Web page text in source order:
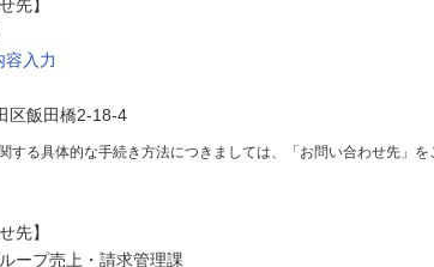
先】
容入力
区飯田橋2-18-4
する具体的な手続き方法につきましては、「お問い合わせ先」を
先】
ープ売上・請求管理課